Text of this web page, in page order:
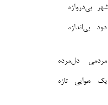
بی‌دروازه
دل‌مرده
هوایی تازه